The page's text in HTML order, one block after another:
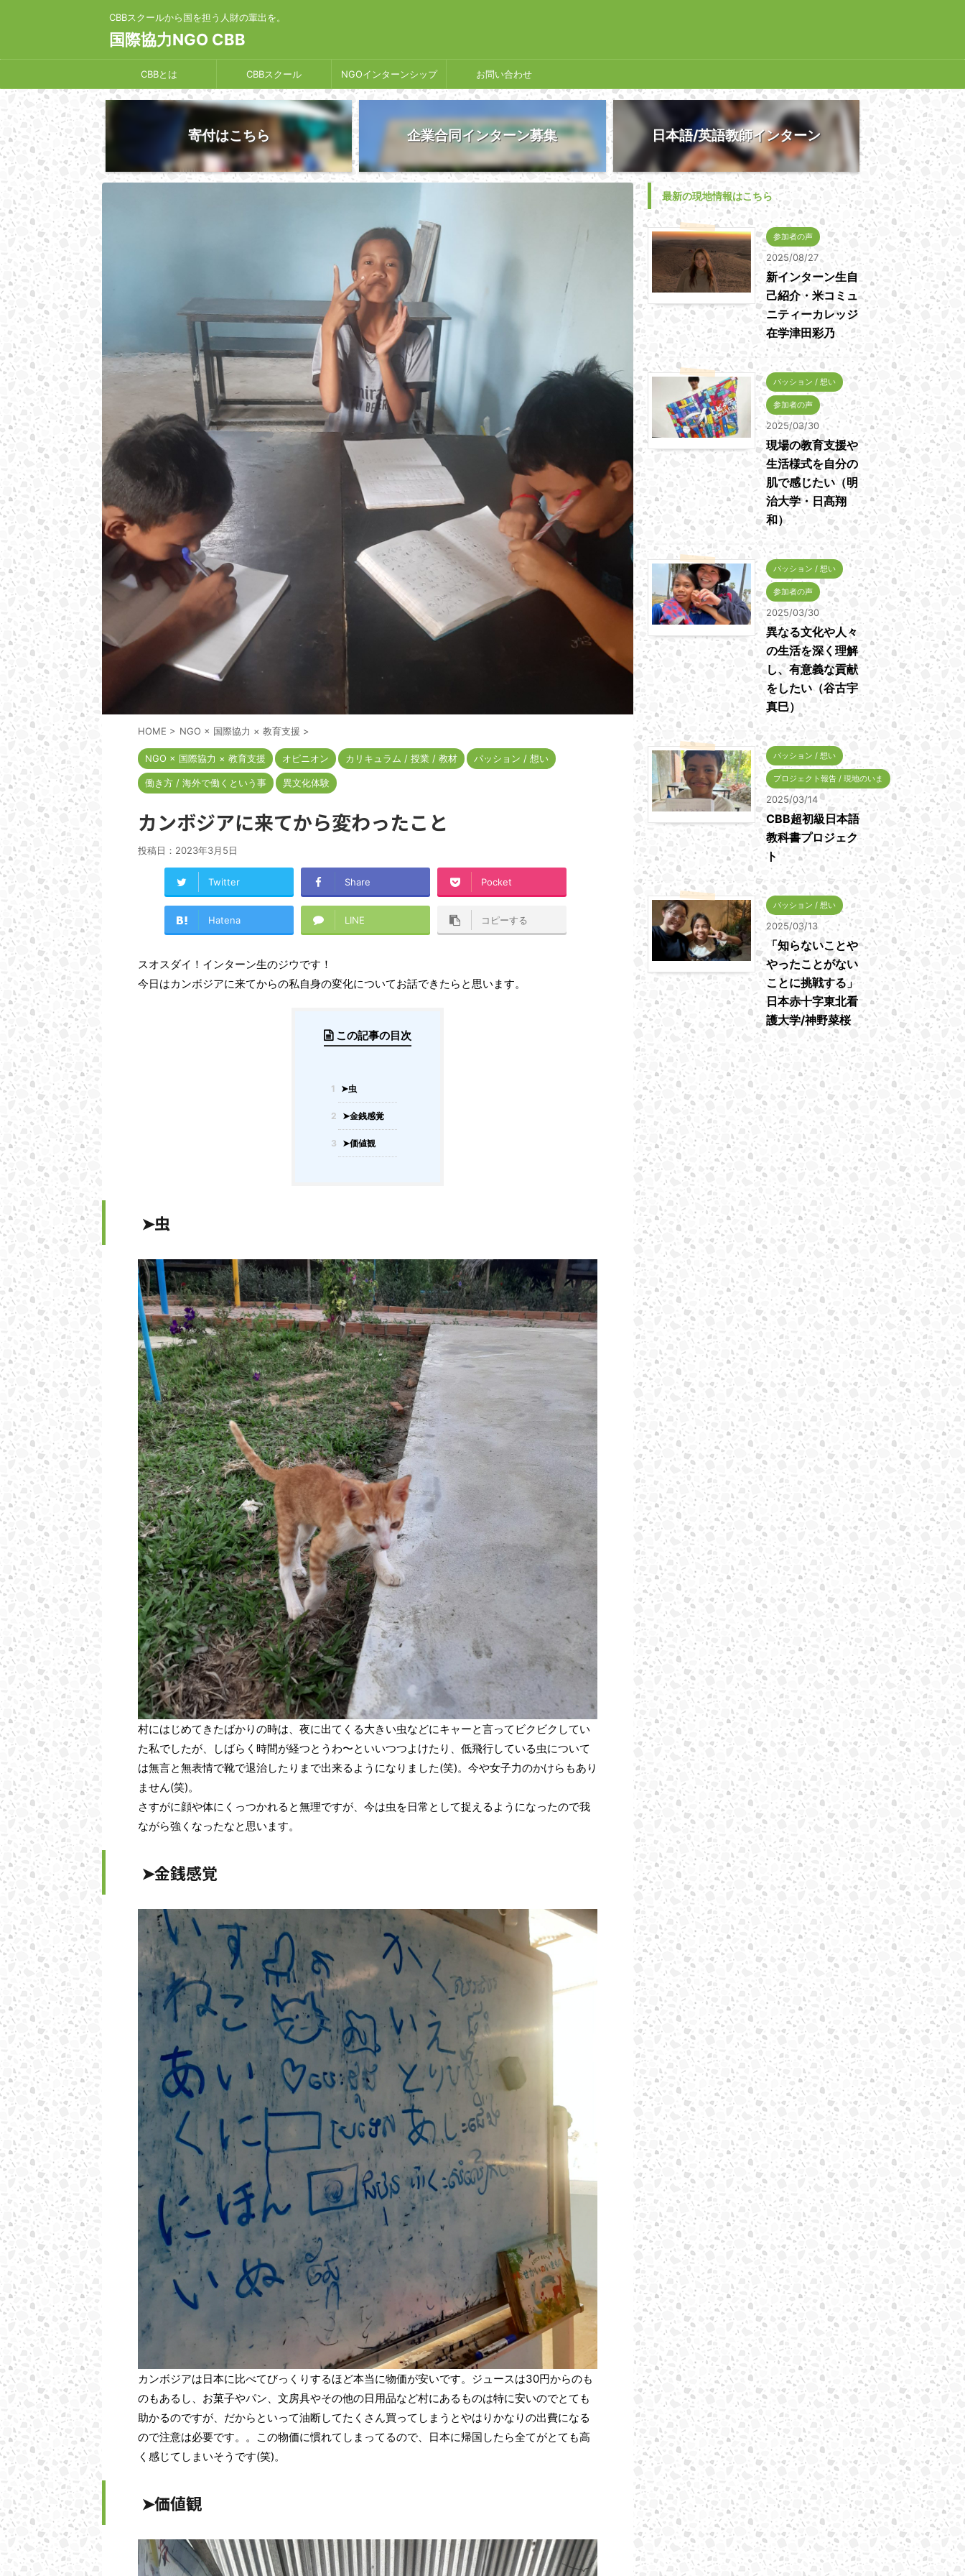
CBBスクールから国を担う人財の輩出を。
国際協力NGO CBB
CBBとは CBBスクール NGOインターンシップ お問い合わせ
寄付はこちら 企業合同インターン募集 日本語/英語教師インターン
HOME > NGO × 国際協力 × 教育支援 >
NGO × 国際協力 × 教育支援 オピニオン カリキュラム / 授業 / 教材 パッション / 想い
働き方 / 海外で働くという事 異文化体験
カンボジアに来てから変わったこと
投稿日： 2023年3月5日
Twitter Share Pocket
Hatena LINE コピーする
スオスダイ！インターン生のジウです！
今日はカンボジアに来てからの私自身の変化についてお話できたらと思います。
この記事の目次
1 ➤虫
2 ➤金銭感覚
3 ➤価値観
➤虫
村にはじめてきたばかりの時は、夜に出てくる大きい虫などにキャーと言ってビクビクしてい
た私でしたが、しばらく時間が経つとうわ〜といいつつよけたり、低飛行している虫について
は無言と無表情で靴で退治したりまで出来るようになりました(笑)。今や女子力のかけらもあり
ません(笑)。
さすがに顔や体にくっつかれると無理ですが、今は虫を日常として捉えるようになったので我
ながら強くなったなと思います。
➤金銭感覚
カンボジアは日本に比べてびっくりするほど本当に物価が安いです。ジュースは30円からのも
のもあるし、お菓子やパン、文房具やその他の日用品など村にあるものは特に安いのでとても
助かるのですが、だからといって油断してたくさん買ってしまうとやはりかなりの出費になる
ので注意は必要です。。この物価に慣れてしまってるので、日本に帰国したら全てがとても高
く感じてしまいそうです(笑)。
➤価値観
最新の現地情報はこちら
参加者の声
2025/08/27
新インターン生自
己紹介・米コミュ
ニティーカレッジ
在学津田彩乃
パッション / 想い
参加者の声
2025/03/30
現場の教育支援や
生活様式を自分の
肌で感じたい（明
治大学・日髙翔
和）
パッション / 想い
参加者の声
2025/03/30
異なる文化や人々
の生活を深く理解
し、有意義な貢献
をしたい（谷古宇
真巳）
パッション / 想い
プロジェクト報告 / 現地のいま
2025/03/14
CBB超初級日本語
教科書プロジェク
ト
パッション / 想い
2025/03/13
「知らないことや
やったことがない
ことに挑戦する」
日本赤十字東北看
護大学/神野菜桜